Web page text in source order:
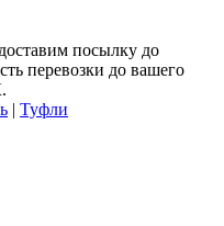
посылку до
перевозки до вашего
| Туфли